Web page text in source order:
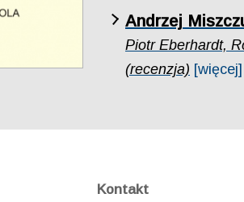
Andrzej
Piotr Eberhardt,
(recenzja) [więcej]
Kontakt